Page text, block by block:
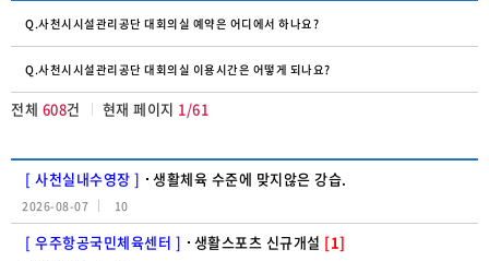
Q.사천시시설관리공단 대회의실 예약은 어디에서 하나요?
Q.사천시시설관리공단 대회의실 이용시간은 어떻게 되나요?
전체 608건 현재 페이지 1/61
[ 사천실내수영장 ] 생활체육 수준에 맞지않은 강습.
2026-08-07 10
[ 우주항공국민체육센터 ] 생활스포츠 신규개설 [1]